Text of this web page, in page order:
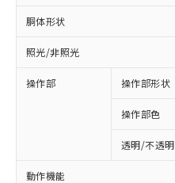
胴体形状
照光/非照光
操作部 操作部形状
操作部色
透明/不透明
動作機能